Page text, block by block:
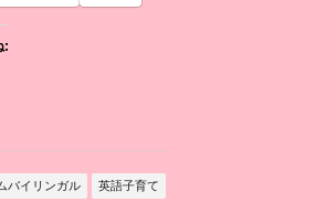
:
バイリンガル 英語子育て